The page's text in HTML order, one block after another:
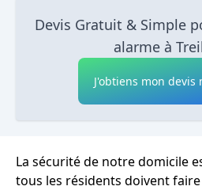
Devis Gratuit & Simple
alarme à
J'obtiens mon devis
La sécurité de notre domicile
tous les résidents doivent